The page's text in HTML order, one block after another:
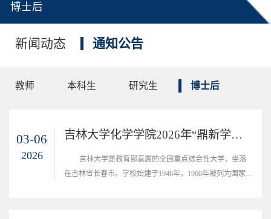
博士后
新闻动态 通知公告
教师 本科生 研究生 博士后
03-06
2026
吉林大学化学学院2026年“鼎新学者”支持计划全球招募公告
吉林大学是教育部直属的全国重点综合性大学，坐落
在吉林省长春市。学校始建于1946年，1960年被列为国家重